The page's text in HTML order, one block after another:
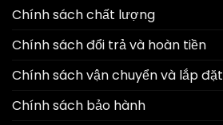
Chính sách chất lượng
Chính sách đổi trả và hoàn tiền
Chính sách vận chuyển và lắp đặt
Chính sách bảo hành